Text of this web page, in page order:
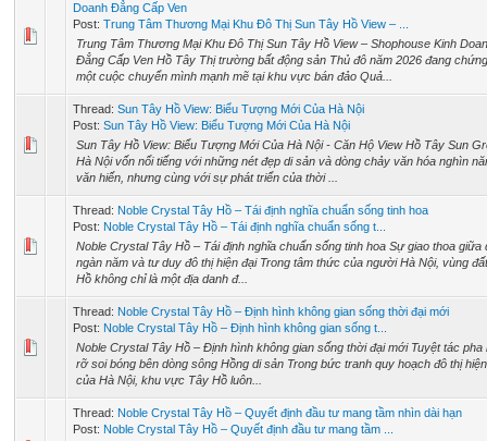
Doanh Đẳng Cấp Ven
Post: Trung Tâm Thương Mại Khu Đô Thị Sun Tây Hồ View – ...
Trung Tâm Thương Mại Khu Đô Thị Sun Tây Hồ View – Shophouse Kinh
Đẳng Cấp Ven Hồ Tây Thị trường bất động sản Thủ đô năm 2026 đang
một cuộc chuyển mình mạnh mẽ tại khu vực bán đảo Quả...
Thread: Sun Tây Hồ View: Biểu Tượng Mới Của Hà Nội
Post: Sun Tây Hồ View: Biểu Tượng Mới Của Hà Nội
Sun Tây Hồ View: Biểu Tượng Mới Của Hà Nội - Căn Hộ View Hồ Tây Sun
Hà Nội vốn nổi tiếng với những nét đẹp di sản và dòng chảy văn hóa nghìn
văn hiến, nhưng cùng với sự phát triển của thời ...
Thread: Noble Crystal Tây Hồ – Tái định nghĩa chuẩn sống tinh hoa
Post: Noble Crystal Tây Hồ – Tái định nghĩa chuẩn sống t...
Noble Crystal Tây Hồ – Tái định nghĩa chuẩn sống tinh hoa Sự giao thoa giữa
ngàn năm và tư duy đô thị hiện đại Trong tâm thức của người Hà Nội, vùng
Hồ không chỉ là một địa danh đ...
Thread: Noble Crystal Tây Hồ – Định hình không gian sống thời đại mới
Post: Noble Crystal Tây Hồ – Định hình không gian sống t...
Noble Crystal Tây Hồ – Định hình không gian sống thời đại mới Tuyệt tác pha
rỡ soi bóng bên dòng sông Hồng di sản Trong bức tranh quy hoạch đô thị
của Hà Nội, khu vực Tây Hồ luôn...
Thread: Noble Crystal Tây Hồ – Quyết định đầu tư mang tầm nhìn dài hạn
Post: Noble Crystal Tây Hồ – Quyết định đầu tư mang tầm ...